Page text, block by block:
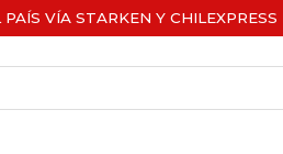
VÍA STARKEN Y CHILEXPRESS